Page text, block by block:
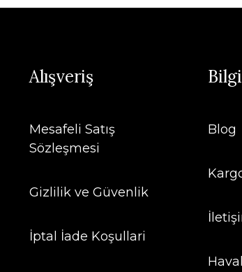
Alışveriş
Mesafeli Satış
Sözleşmesi
Gizlilik ve Güvenlik
İptal İade Koşullari
Bilgi
Blog